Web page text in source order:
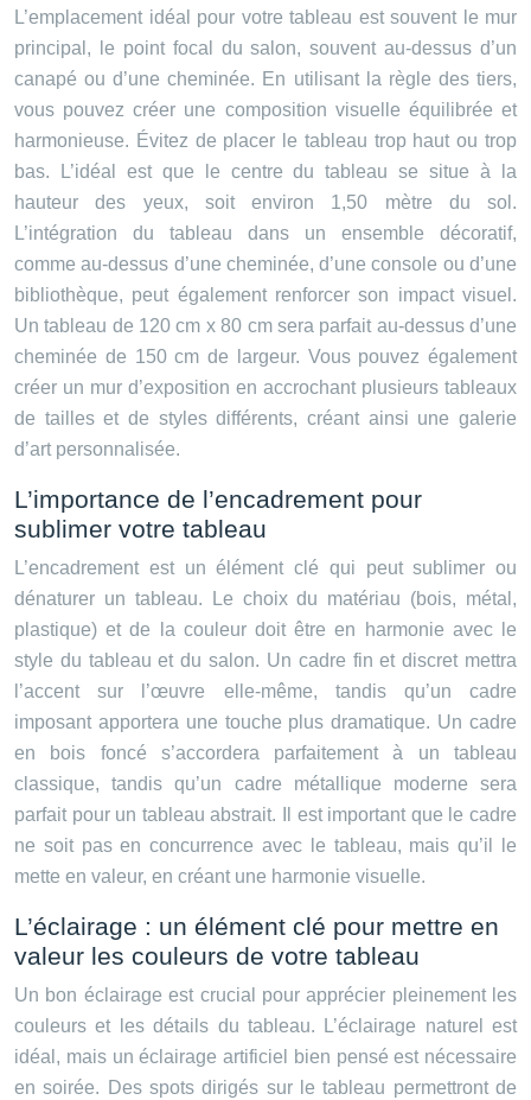
L’emplacement idéal pour votre tableau est souvent le mur
principal, le point focal du salon, souvent au-dessus d’un
canapé ou d’une cheminée. En utilisant la règle des tiers,
vous pouvez créer une composition visuelle équilibrée et
harmonieuse. Évitez de placer le tableau trop haut ou trop
bas. L’idéal est que le centre du tableau se situe à la
hauteur des yeux, soit environ 1,50 mètre du sol.
L’intégration du tableau dans un ensemble décoratif,
comme au-dessus d’une cheminée, d’une console ou d’une
bibliothèque, peut également renforcer son impact visuel.
Un tableau de 120 cm x 80 cm sera parfait au-dessus d’une
cheminée de 150 cm de largeur. Vous pouvez également
créer un mur d’exposition en accrochant plusieurs tableaux
de tailles et de styles différents, créant ainsi une galerie
d’art personnalisée.
L’importance de l’encadrement pour
sublimer votre tableau
L’encadrement est un élément clé qui peut sublimer ou
dénaturer un tableau. Le choix du matériau (bois, métal,
plastique) et de la couleur doit être en harmonie avec le
style du tableau et du salon. Un cadre fin et discret mettra
l’accent sur l’œuvre elle-même, tandis qu’un cadre
imposant apportera une touche plus dramatique. Un cadre
en bois foncé s’accordera parfaitement à un tableau
classique, tandis qu’un cadre métallique moderne sera
parfait pour un tableau abstrait. Il est important que le cadre
ne soit pas en concurrence avec le tableau, mais qu’il le
mette en valeur, en créant une harmonie visuelle.
L’éclairage : un élément clé pour mettre en
valeur les couleurs de votre tableau
Un bon éclairage est crucial pour apprécier pleinement les
couleurs et les détails du tableau. L’éclairage naturel est
idéal, mais un éclairage artificiel bien pensé est nécessaire
en soirée. Des spots dirigés sur le tableau permettront de